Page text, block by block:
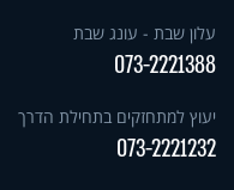
עלון שבת - עונג שבת
073-2221388
יעוץ למתחזקים בתחילת הדרך
073-2221232